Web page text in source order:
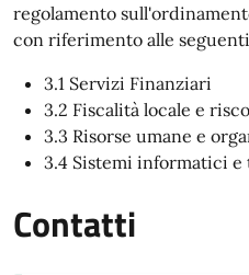
regolamento
con riferimento alle
3.1 Servizi Finanziari
3.2 Fiscalità locale e
3.3 Risorse umane e
3.4 Sistemi informatici
Contatti